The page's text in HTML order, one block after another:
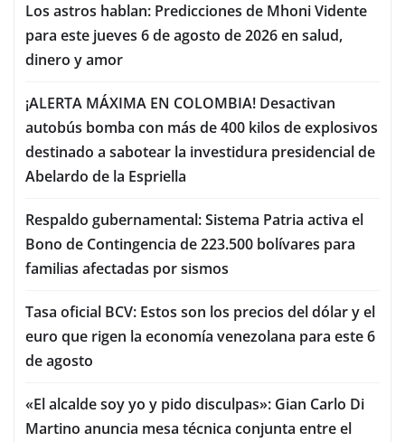
Los astros hablan: Predicciones de Mhoni Vidente
para este jueves 6 de agosto de 2026 en salud,
dinero y amor
¡ALERTA MÁXIMA EN COLOMBIA! Desactivan
autobús bomba con más de 400 kilos de explosivos
destinado a sabotear la investidura presidencial de
Abelardo de la Espriella
Respaldo gubernamental: Sistema Patria activa el
Bono de Contingencia de 223.500 bolívares para
familias afectadas por sismos
Tasa oficial BCV: Estos son los precios del dólar y el
euro que rigen la economía venezolana para este 6
de agosto
«El alcalde soy yo y pido disculpas»: Gian Carlo Di
Martino anuncia mesa técnica conjunta entre el